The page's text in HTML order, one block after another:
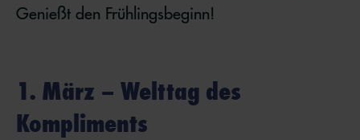
Genießt den Frühlingsbeginn!
1. März – Welttag des
Kompliments